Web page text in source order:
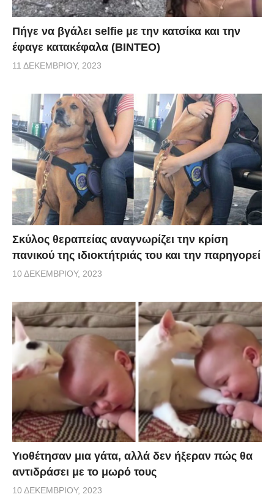
Πήγε να βγάλει selfie με την κατσίκα και την
έφαγε κατακέφαλα (ΒΙΝΤΕΟ)
11 ΔΕΚΕΜΒΡΊΟΥ, 2023
Σκύλος θεραπείας αναγνωρίζει την κρίση
πανικού της ιδιοκτήτριάς του και την παρηγορεί
10 ΔΕΚΕΜΒΡΊΟΥ, 2023
Υιοθέτησαν μια γάτα, αλλά δεν ήξεραν πώς θα
αντιδράσει με το μωρό τους
10 ΔΕΚΕΜΒΡΊΟΥ, 2023